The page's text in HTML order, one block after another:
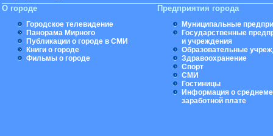
О городе
Городское телевидение
Панорама Мирного
Публикации о городе в СМИ
Книги о городе
Фильмы о городе
Предприятия города
Муниципальные
Государственные
и учреждения
Образовательные
Здравоохранение
Спорт
СМИ
Гостиницы
Информация о
заработной плате